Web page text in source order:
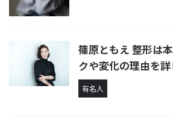
篠原ともえ 整形は
クや変化の理由を
有名人